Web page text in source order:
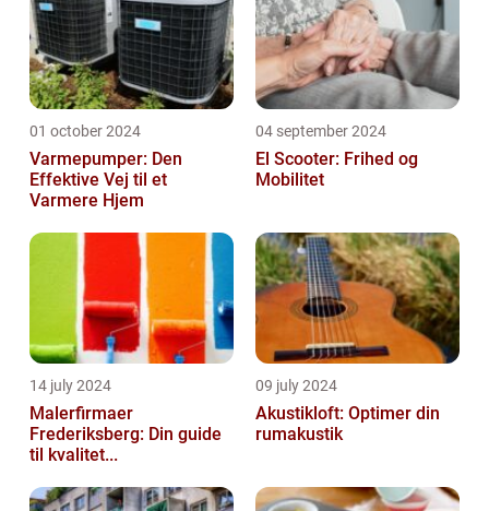
01 october 2024
Varmepumper: Den
Effektive Vej til et
Varmere Hjem
04 september 2024
El Scooter: Frihed og
Mobilitet
14 july 2024
Malerfirmaer
Frederiksberg: Din guide
til kvalitet...
09 july 2024
Akustikloft: Optimer din
rumakustik